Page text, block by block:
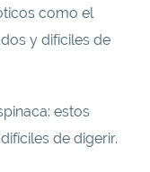
como el
y difíciles de
estos
de digerir.